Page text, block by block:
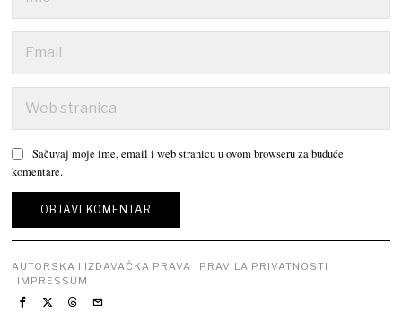
Sačuvaj moje ime, email i web stranicu u ovom browseru za buduće
komentare.
AUTORSKA I IZDAVAČKA PRAVA
PRAVILA PRIVATNOSTI
IMPRESSUM